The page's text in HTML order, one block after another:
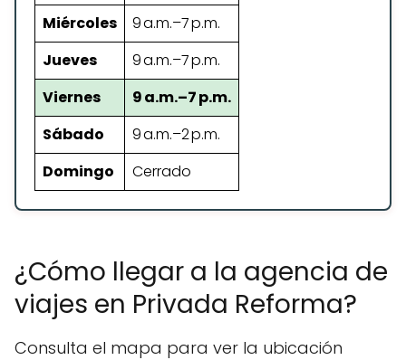
Miércoles
9 a.m.–7 p.m.
Jueves
9 a.m.–7 p.m.
Viernes
9 a.m.–7 p.m.
Sábado
9 a.m.–2 p.m.
Domingo
Cerrado
¿Cómo llegar a la agencia de
viajes en Privada Reforma?
Consulta el mapa para ver la ubicación